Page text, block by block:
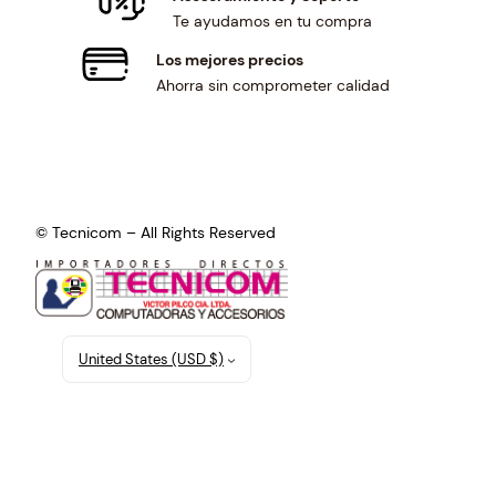
Te ayudamos en tu compra
Los mejores precios
Ahorra sin comprometer calidad
© Tecnicom – All Rights Reserved
United States (USD $)